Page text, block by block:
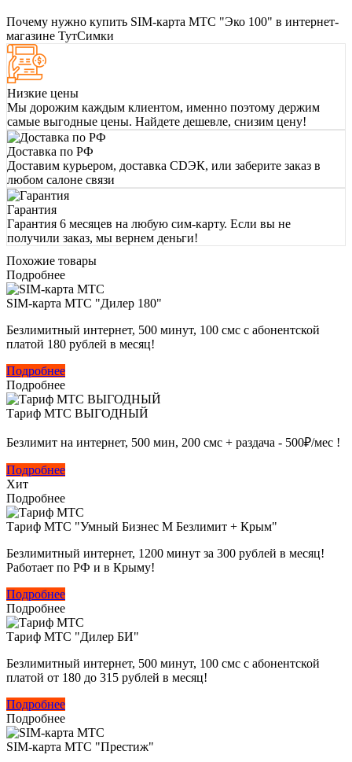
Почему нужно купить SIM-карта МТС "Эко 100" в интернет-
магазине ТутСимки
Низкие цены
Мы дорожим каждым клиентом, именно поэтому держим
самые выгодные цены. Найдете дешевле, снизим цену!
Доставка по РФ
Доставим курьером, доставка CDЭК, или заберите заказ в
любом салоне связи
Гарантия
Гарантия 6 месяцев на любую сим-карту. Если вы не
получили заказ, мы вернем деньги!
Похожие товары
Подробнее
SIM-карта МТС "Дилер 180"
Безлимитный интернет, 500 минут, 100 смс с абонентской
платой 180 рублей в месяц!
Подробнее
Подробнее
Тариф МТС ВЫГОДНЫЙ
Безлимит на интернет, 500 мин, 200 смс + раздача - 500₽/мес !
Подробнее
Хит
Подробнее
Тариф МТС "Умный Бизнес M Безлимит + Крым"
Безлимитный интернет, 1200 минут за 300 рублей в месяц!
Работает по РФ и в Крыму!
Подробнее
Подробнее
Тариф МТС "Дилер БИ"
Безлимитный интернет, 500 минут, 100 смс с абонентской
платой от 180 до 315 рублей в месяц!
Подробнее
Подробнее
SIM-карта МТС "Престиж"